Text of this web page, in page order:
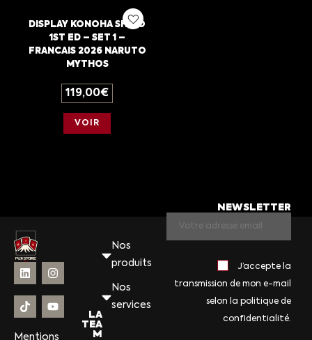
DISPLAY KONOHA SHIDO
1ST ED – SET 1 –
FRANCAIS 2026 NARUTO
MYTHOS
119,00€
VOIR
Mentions
Nos
produits
Nos
services
LA
TEA
M
NEWSLETTER
J’accepte la
transmission de mon e-mail
selon la politique de
confidentialité.